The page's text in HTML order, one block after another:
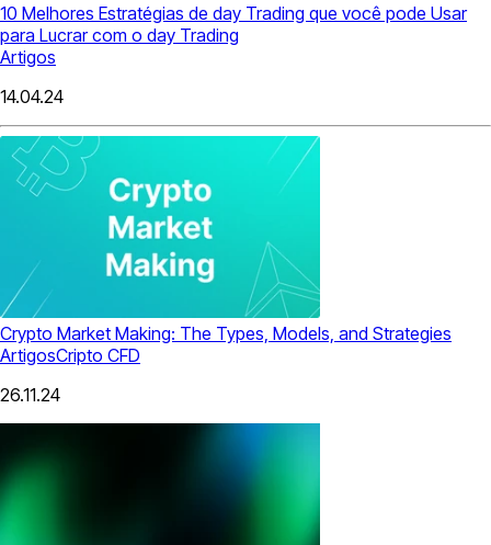
10 Melhores Estratégias de day Trading que você pode Usar
para Lucrar com o day Trading
Artigos
14.04.24
Crypto Market Making: The Types, Models, and Strategies
ArtigosCripto CFD
26.11.24